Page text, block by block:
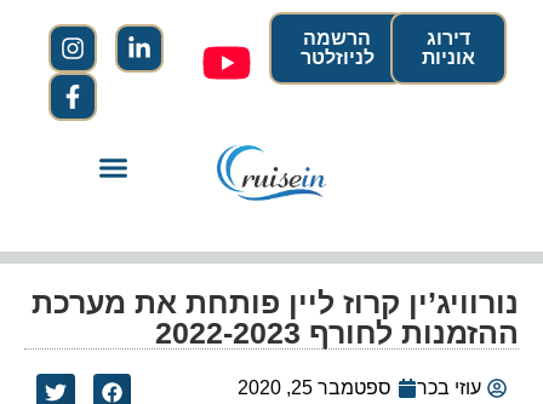
הרשמה
לניוזלטר
דירוג
אוניות
נורוויג’ין קרוז ליין פותחת את מערכת
ההזמנות לחורף 2022-2023
עוזי בכר
ספטמבר 25, 2020